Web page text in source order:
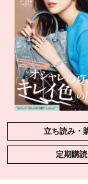
立ち読み・
定期購読